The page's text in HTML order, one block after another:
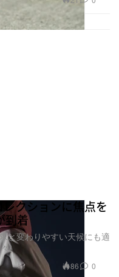
クションに焦点を
到着
と変わりやすい天候にも適
86 0